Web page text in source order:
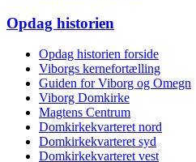
Opdag historien
Opdag historien forside
Viborgs kernefortælling
Guiden for Viborg og Omegn
Viborg Domkirke
Magtens Centrum
Domkirkekvarteret nord
Domkirkekvarteret syd
Domkirkekvarteret vest